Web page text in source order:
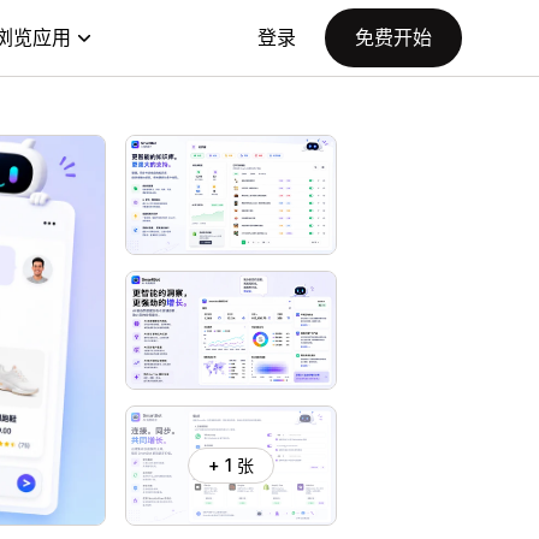
览应用 登录 免费开始
+ 1 张